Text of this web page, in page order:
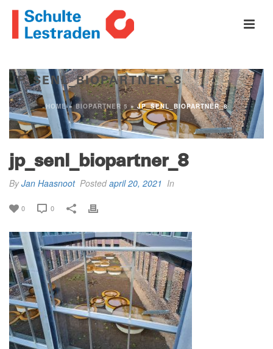
JP_SENL_BIOPARTNER_8
HOME»BIOPARTNER 5 »JP_SENL_BIOPARTNER_8
jp_senl_biopartner_8
ByJan Haasnoot Postedapril 20, 2021 In
0 0